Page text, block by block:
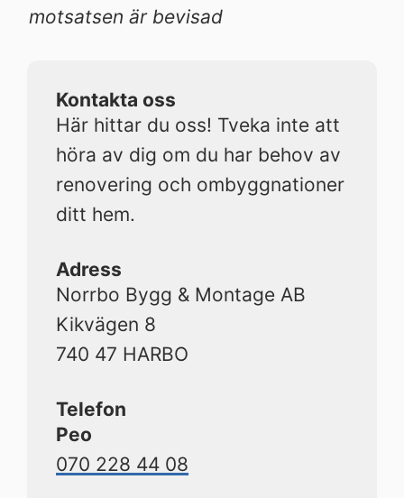
motsatsen är bevisad
Kontakta oss
Här hittar du oss! Tveka inte att
höra av dig om du har behov av
renovering och ombyggnationer
ditt hem.
Adress
Norrbo Bygg & Montage AB
Kikvägen 8
740 47 HARBO
Telefon
Peo
070 228 44 08